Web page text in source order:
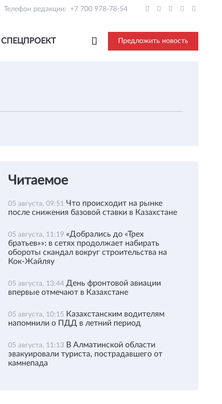
Телефон редакции: +7 700 978-78-54
СПЕЦПРОЕКТ Предложить новость
Читаемое
05 августа, 09:51 Что происходит на рынке
после снижения базовой ставки в Казахстане
05 августа, 11:19 «Добрались до «Трех
братьев»»: в сетях продолжает набирать
обороты скандал вокруг строительства на
Кок-Жайляу
05 августа, 13:44 День фронтовой авиации
впервые отмечают в Казахстане
05 августа, 10:15 Казахстанским водителям
напомнили о ПДД в летний период
05 августа, 11:13 В Алматинской области
эвакуировали туриста, пострадавшего от
камнепада